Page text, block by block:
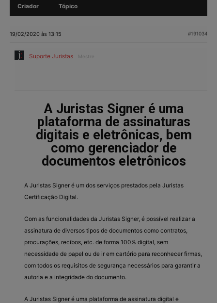
Criador Tópico
19/02/2020 às 13:15 #191034
Suporte Juristas Mestre
A Juristas Signer é uma
plataforma de assinaturas
digitais e eletrônicas, bem
como gerenciador de
documentos eletrônicos
A Juristas Signer é um dos serviços prestados pela Juristas
Certificação Digital.
Com as funcionalidades da Juristas Signer, é possível realizar a
assinatura de diversos tipos de documentos como contratos,
procurações, recibos, etc. de forma 100% digital, sem
necessidade de papel ou de ir em cartório para reconhecer firmas,
com todos os requisitos de segurança necessários para garantir a
autoria e a integridade do documento.
A Juristas Signer é uma plataforma de assinatura digital e